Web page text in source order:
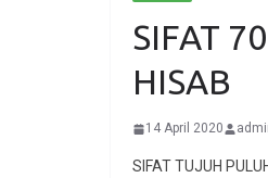
SIFAT
HISAB
14 April 2020
SIFAT TUJUH